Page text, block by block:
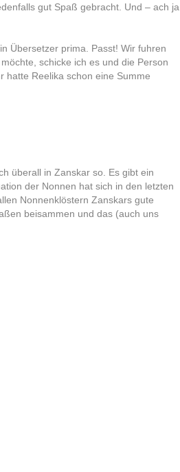
gut Spaß gebracht. Und – ach ja
Übersetzer prima. Passt! Wir fuhren
schicke ich es und die Person
hatte Reelika schon eine Summe
überall in Zanskar so. Es gibt ein
der Nonnen hat sich in den letzten
Nonnenklöstern Zanskars gute
beisammen und das (auch uns